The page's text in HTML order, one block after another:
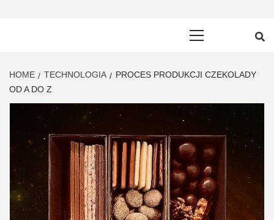
HOME TECHNOLOGIA
PROCES PRODUKCJI CZEKOLADY
OD A DO Z